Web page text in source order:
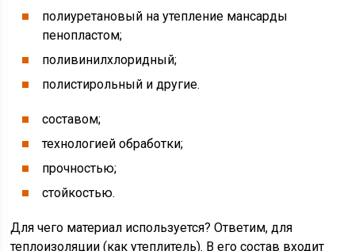
полиуретановый на утепление мансарды
пенопластом;
поливинилхлоридный;
полистирольный и другие.
составом;
технологией обработки;
прочностью;
стойкостью.
Для чего материал используется? Ответим, для
теплоизоляции (как утеплитель). В его состав входит